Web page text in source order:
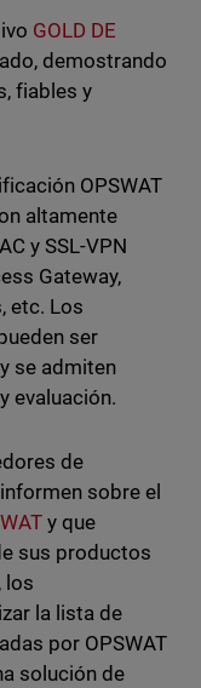
GOLD DE
demostrando
fiables y
OPSWAT
altamente
y SSL-VPN
Gateway,
etc. Los
ser
se admiten
evaluación.
de
sobre el
y que
sus productos
los
la lista de
por OPSWAT
solución de